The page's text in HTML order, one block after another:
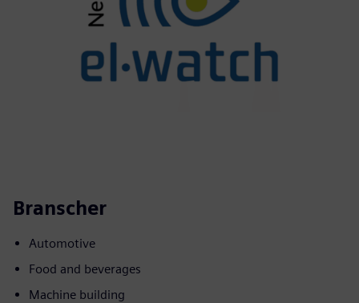
Branscher
Automotive
Food and beverages
Machine building